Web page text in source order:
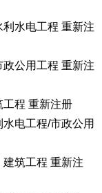
水电工程 重新注
公用工程 重新注
工程 重新注册
电工程/市政公用
筑工程 重新注